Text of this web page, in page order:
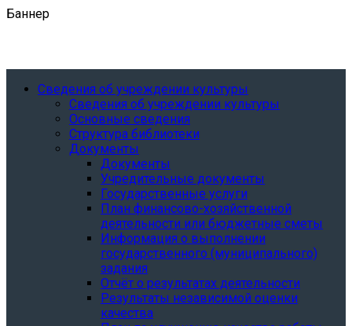
Баннер
Сведения об учреждении культуры
Сведения об учреждении культуры
Основные сведения
Структура библиотеки
Документы
Документы
Учредительные документы
Государственные услуги
План финансово-хозяйственной
деятельности или бюджетные сметы
Информация о выполнении
государственного (муниципального)
задания
Отчёт о результатах деятельности
Результаты независимой оценки
качества